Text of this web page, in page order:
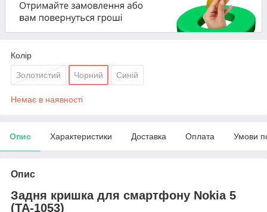
Колір
Золотистий Чорний Синій
Немає в наявності
Опис Характеристики Доставка Оплата Умови
Опис
Задня кришка для смартфону Nokia 5
(TA-1053)